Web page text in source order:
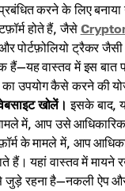
करने के लिए
होते हैं, जैसे
पोर्टफ़ोलियो ट्रैकर
हैं—यह वास्तव में इस बात
का उपयोग कैसे करने की
खोलें। इसके बाद,
में, आप उसे
के मामले में, आप
हैं। यहां वास्तव में मायने
जुड़े रहना है—नकली ऐप